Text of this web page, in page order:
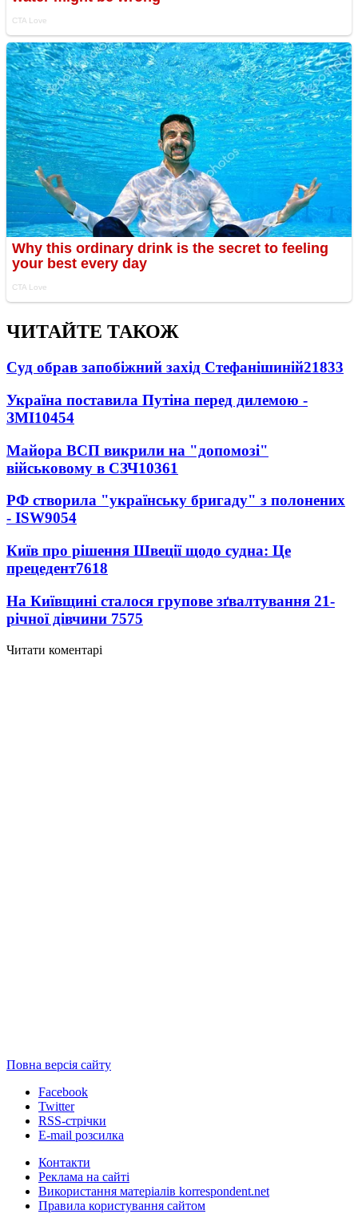
ЧИТАЙТЕ ТАКОЖ
Суд обрав запобіжний захід Стефанішиній21833
Україна поставила Путіна перед дилемою -
ЗМІ10454
Майора ВСП викрили на "допомозі"
військовому в СЗЧ10361
РФ створила "українську бригаду" з полонених
- ISW9054
Київ про рішення Швеції щодо судна: Це
прецедент7618
На Київщині сталося групове зґвалтування 21-
річної дівчини 7575
Читати коментарі
Повна версія сайту
Facebook
Twitter
RSS-стрічки
E-mail розсилка
Контакти
Реклама на сайті
Використання матеріалів korrespondent.net
Правила користування сайтом